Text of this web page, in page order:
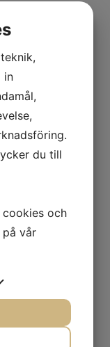
in
du till
cookies och
vår